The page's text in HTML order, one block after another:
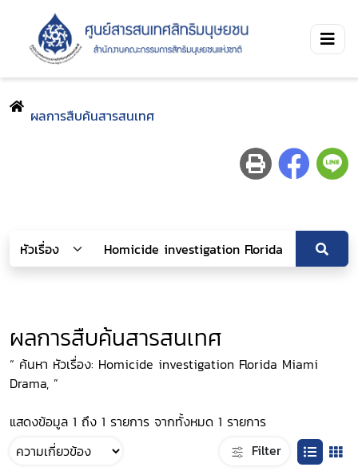
ผลการสืบค้นสารสนเทศ
ผลการสืบค้นสารสนเทศ
“ ค้นหา หัวเรื่อง: Homicide investigation Florida Miami
Drama, ”
แสดงข้อมูล 1 ถึง 1 รายการ จากทั้งหมด 1 รายการ
Filter